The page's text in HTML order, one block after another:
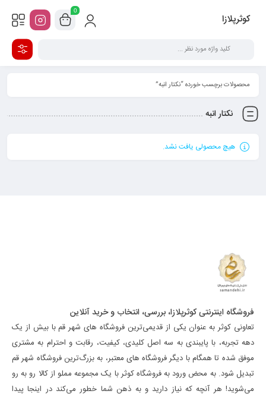
کوثرپلازا
0
محصولات برچسب خورده “نکتار انبه”
نکتار انبه
هیچ محصولی یافت نشد.
فروشگاه اینترنتی کوثرپلازا، بررسی، انتخاب و خرید آنلاین
تعاونی کوثر به عنوان یکی از قدیمی‌ترین فروشگاه های شهر قم با بیش از یک
دهه تجربه، با پایبندی به سه اصل کلیدی، کیفیت، رقابت و احترام به مشتری
موفق شده تا همگام با دیگر فروشگاه های معتبر، به بزرگ‌ترین فروشگاه شهر قم
تبدیل شود. به محض ورود به فروشگاه کوثر با یک مجموعه مملو از کالا رو به رو
می‌شوید! هر آنچه که نیاز دارید و به ذهن شما خطور می‌کند در اینجا پیدا